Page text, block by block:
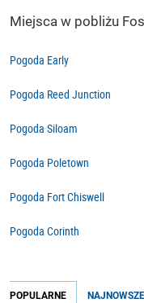
Miejsca w pobliżu
Pogoda Early
Pogoda Reed Junction
Pogoda Siloam
Pogoda Poletown
Pogoda Fort Chiswell
Pogoda Corinth
POPULARNE NAJNOWSZE